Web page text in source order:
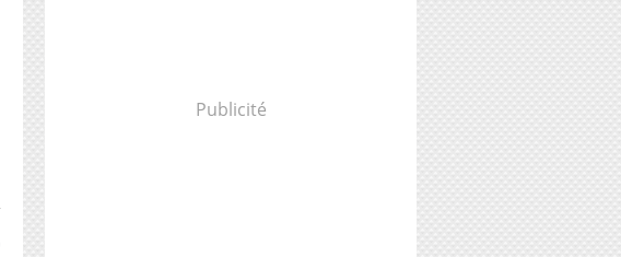
Publicité